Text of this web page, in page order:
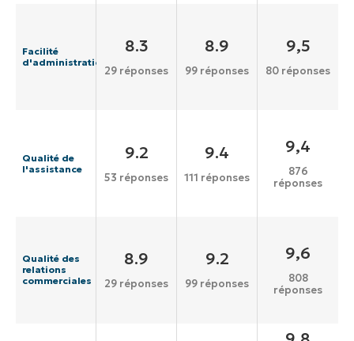
Facilité
d'administration
8.3
29 réponses
8.9
99 réponses
9,5
80 réponses
Qualité de
l'assistance
9.2
53 réponses
9.4
111 réponses
9,4
876
réponses
Qualité des
relations
commerciales
8.9
29 réponses
9.2
99 réponses
9,6
808
réponses